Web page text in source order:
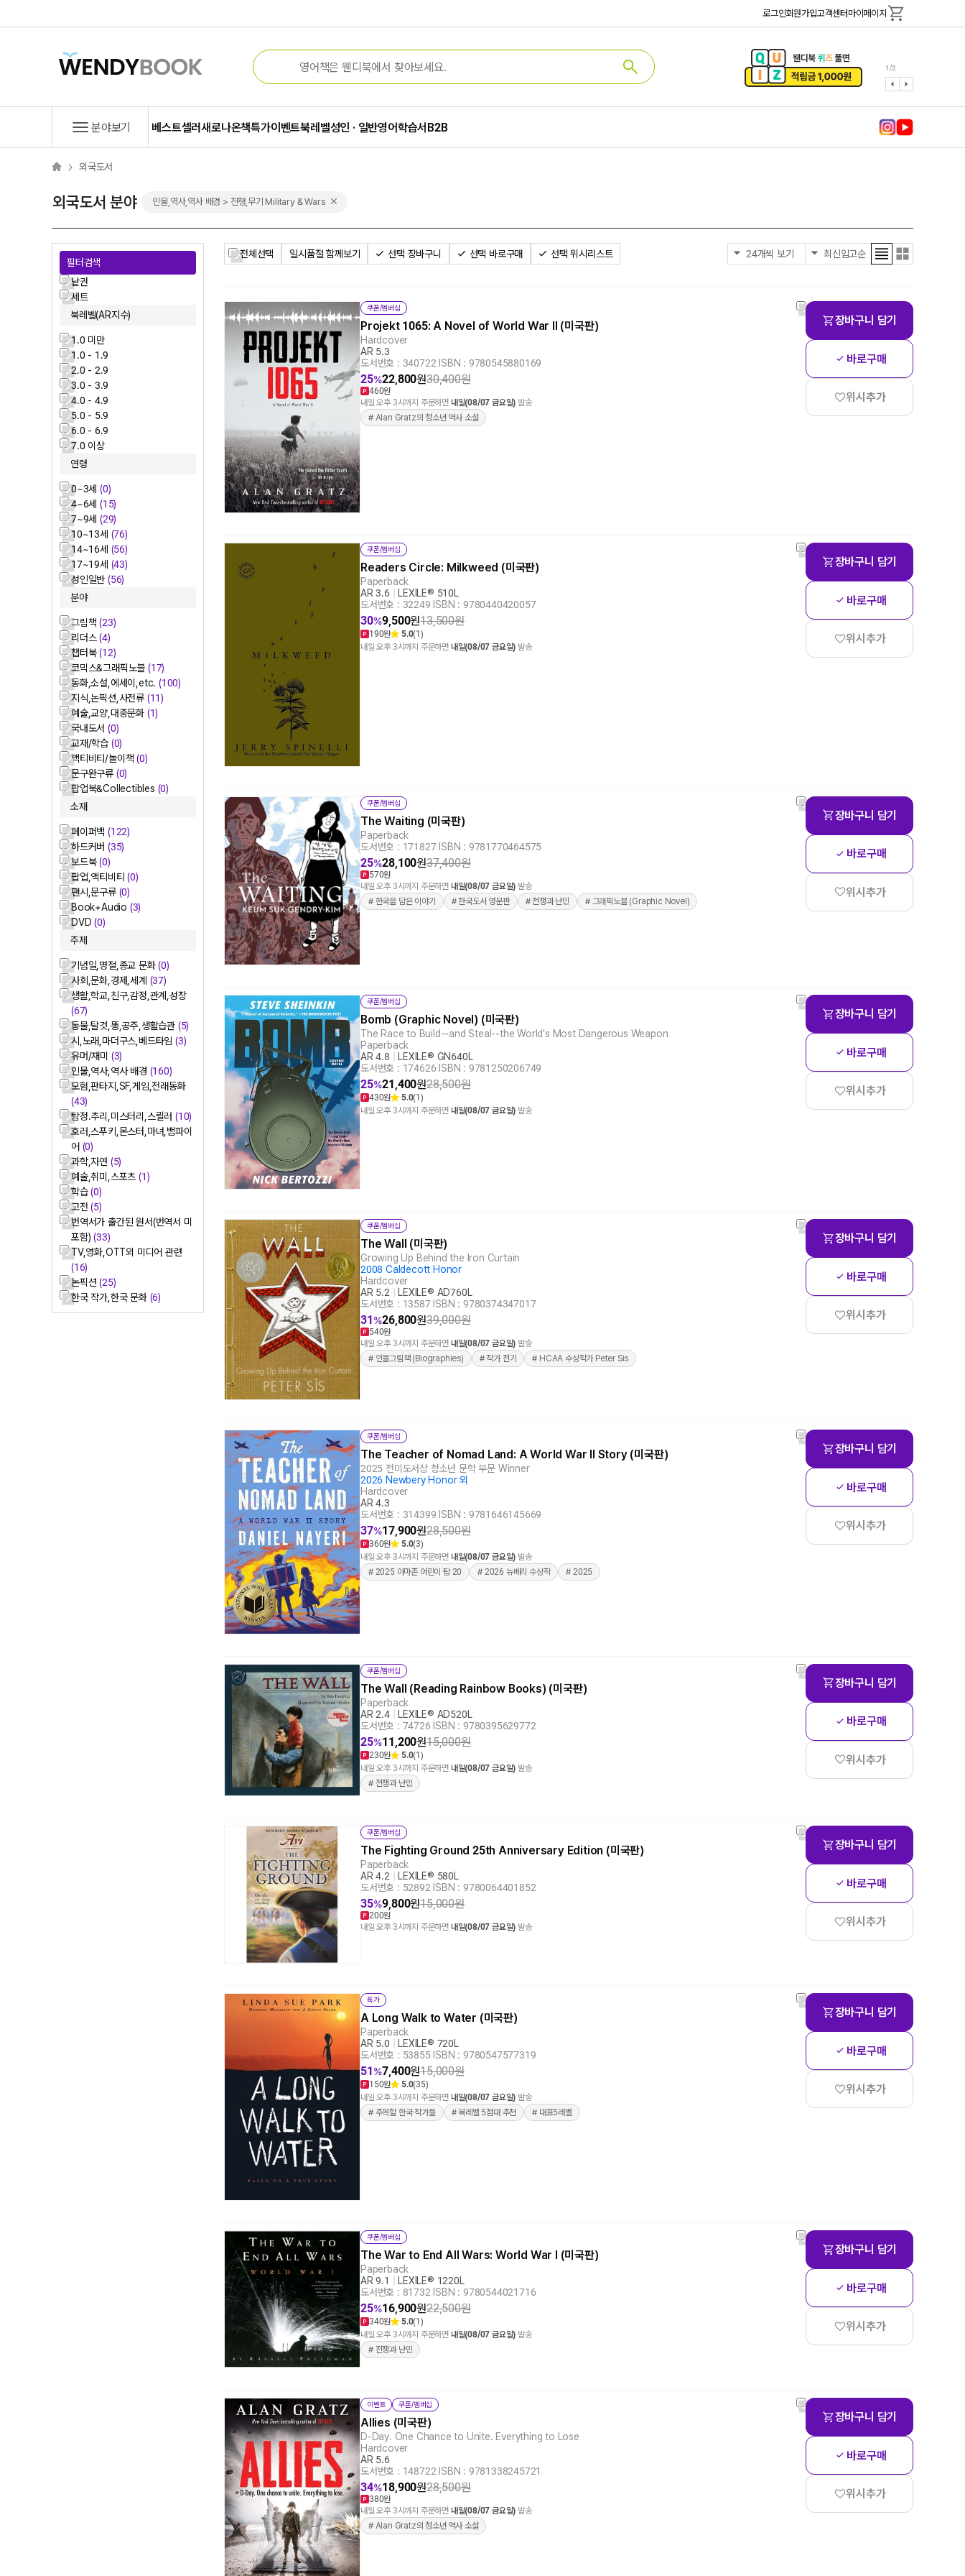
로그인회원가입고객센터 마이페이지
1/2
분야보기 베스트셀러새로나온책특가이벤트북레벨성인 · 일반영어학습서B2B
외국도서
외국도서 분야 인물,역사,역사 배경 > 전쟁,무기 Military & Wars
필터검색
낱권
세트
북레벨(AR지수)
1.0 미만
1.0 - 1.9
2.0 - 2.9
3.0 - 3.9
4.0 - 4.9
5.0 - 5.9
6.0 - 6.9
7.0 이상
연령
0~3세 (0)
4~6세 (15)
7~9세 (29)
10~13세 (76)
14~16세 (56)
17~19세 (43)
성인일반 (56)
분야
그림책(23)
리더스(4)
챕터북(12)
코믹스&그래픽노블(17)
동화,소설,에세이,etc. (100)
지식,논픽션,사전류 (11)
예술,교양,대중문화 (1)
국내도서 (0)
교재/학습 (0)
액티비티/놀이책(0)
문구완구류 (0)
팝업북&Collectibles (0)
소재
페이퍼백 (122)
하드커버 (35)
보드북(0)
팝업,액티비티(0)
팬시,문구류 (0)
Book+Audio (3)
DVD(0)
주제
기념일,명절,종교 문화(0)
사회,문화,경제,세계 (37)
생활,학교,친구,감정,관계,성장
(67)
동물,탈것,똥,공주,생활습관 (5)
시,노래,마더구스,베드타임(3)
유머/재미 (3)
인물,역사,역사 배경 (160)
모험,판타지,SF,게임,전래동화
(43)
탐정.추리,미스터리,스릴러(10)
호러,스푸키,몬스터,마녀,뱀파이
어 (0)
과학,자연 (5)
예술,취미,스포츠(1)
학습(0)
고전(5)
번역서가 출간된 원서(번역서 미
포함)(33)
TV,영화,OTT외 미디어 관련
(16)
논픽션(25)
한국 작가,한국 문화 (6)
전체선택 일시품절 함께보기 선택 장바구니 선택 바로구매 선택 위시리스트
쿠폰/멤버십
Projekt 1065: A Novel of World War II (미국판)
Hardcover
AR 5.3
도서번호 : 340722 ISBN : 9780545880169
25%22,800원30,400원
460원
내일 오후 3시까지 주문하면 내일(08/07 금요일) 발송
# Alan Gratz의 청소년 역사 소설
장바구니 담기
바로구매
위시추가
쿠폰/멤버십
Readers Circle: Milkweed (미국판)
Paperback
AR 3.6
LEXILE® 510L
도서번호 : 32249 ISBN : 9780440420057
30%9,500원13,500원
190원 5.0(1)
내일 오후 3시까지 주문하면 내일(08/07 금요일) 발송
장바구니 담기
바로구매
위시추가
쿠폰/멤버십
The Waiting (미국판)
Paperback
도서번호 : 171827| ISBN : 9781770464575
25%28,100원37,400원
570원
내일 오후 3시까지 주문하면 내일(08/07 금요일) 발송
# 한국을 담은 이야기
# 한국도서 영문판 # 전쟁과 난민 # 그래픽노블 (Graphic Novel)
장바구니 담기
바로구매
위시추가
쿠폰/멤버십
Bomb (Graphic Novel) (미국판)
The Race to Build--and Steal--the World's Most Dangerous Weapon
Paperback
AR 4.8
LEXILE® GN640L
도서번호 : 174626 ISBN : 9781250206749
25%21,400원28,500원
430원 5.0(1)
내일 오후 3시까지 주문하면 내일(08/07 금요일) 발송
장바구니 담기
바로구매
위시추가
쿠폰/멤버십
The Wall (미국판)
Growing Up Behind the Iron Curtain
2008 Caldecott Honor
Hardcover
AR 5.2
LEXILE® AD760L
도서번호 : 13587| ISBN : 9780374347017
31 %26,800원39,000원
540원
내일 오후 3시까지 주문하면 내일(08/07 금요일) 발송
# 인물그림책 (Biographies)
# 작가 전기 # HCAA 수상작가 Peter Sis
장바구니 담기
바로구매
위시추가
쿠폰/멤버십
The Teacher of Nomad Land: A World War II Story (미국판)
2025 전미도서상 청소년 문학 부문 Winner
2026 Newbery Honor 외
Hardcover
AR 4.3
도서번호 : 314399 ISBN : 9781646145669
37%17,900원28,500원
360원 5.0(3)
내일 오후 3시까지 주문하면 내일(08/07 금요일) 발송
# 2025 아마존 어린이 탑 20
# 2026 뉴베리 수상작 # 2025
장바구니 담기
바로구매
위시추가
쿠폰/멤버십
The Wall (Reading Rainbow Books) (미국판)
Paperback
AR 2.4
LEXILE® AD520L
도서번호 : 74726 ISBN : 9780395629772
25%11,200원15,000원
230원 5.0(1)
내일 오후 3시까지 주문하면 내일(08/07 금요일) 발송
# 전쟁과 난민
장바구니 담기
바로구매
위시추가
쿠폰/멤버십
The Fighting Ground 25th Anniversary Edition (미국판)
Paperback
AR 4.2
LEXILE® 580L
도서번호 : 52892| ISBN : 9780064401852
35%9,800원15,000원
200원
내일 오후 3시까지 주문하면 내일(08/07 금요일) 발송
장바구니 담기
바로구매
위시추가
특가
A Long Walk to Water (미국판)
Paperback
AR 5.0
LEXILE® 720L
도서번호 : 53855| ISBN : 9780547577319
51 %7,400원15,000원
150원 5.0(35)
내일 오후 3시까지 주문하면 내일(08/07 금요일) 발송
# 주목할 한국 작가들
# 북레벨 5점대 추천 # 대표5레벨
장바구니 담기
바로구매
위시추가
쿠폰/멤버십
The War to End All Wars: World War I (미국판)
Paperback
AR 9.1
LEXILE® 1220L
도서번호 : 81732| ISBN : 9780544021716
25%16,900원22,500원
340원 5.0(1)
내일 오후 3시까지 주문하면 내일(08/07 금요일) 발송
# 전쟁과 난민
장바구니 담기
바로구매
위시추가
이벤트 쿠폰/멤버십
Allies (미국판)
D-Day. One Chance to Unite. Everything to Lose
Hardcover
AR 5.6
도서번호 : 148722| ISBN : 9781338245721
34%18,900원28,500원
380원
내일 오후 3시까지 주문하면 내일(08/07 금요일) 발송
# Alan Gratz의 청소년 역사 소설
장바구니 담기
바로구매
위시추가